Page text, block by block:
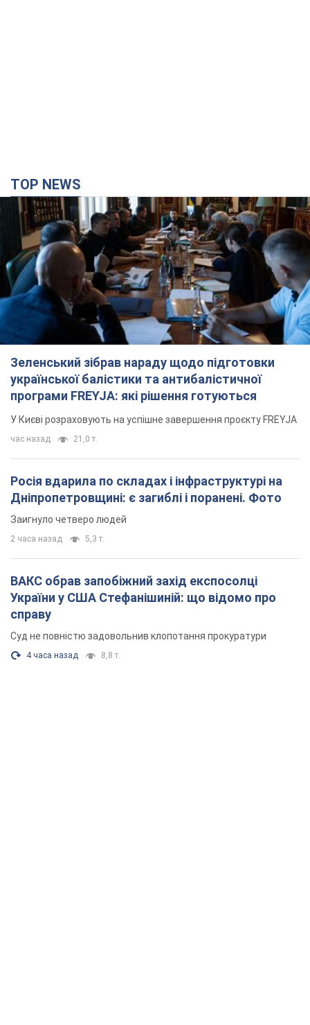
TOP NEWS
Зеленський зібрав нараду щодо підготовки
української балістики та антибалістичної
програми FREYJA: які рішення готуються
У Києві розраховують на успішне завершення проєкту FREYJA
час назад 21,0 т.
Росія вдарила по складах і інфраструктурі на
Дніпропетровщині: є загиблі і поранені. Фото
Заигнуло четверо людей
2 часа назад 5,3 т.
ВАКС обрав запобіжний захід експосолці
України у США Стефанішиній: що відомо про
справу
Суд не повністю задовольнив клопотання прокуратури
4 часа назад 8,8 т.